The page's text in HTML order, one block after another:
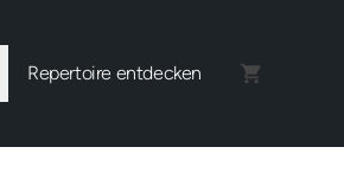
Repertoire entdecken